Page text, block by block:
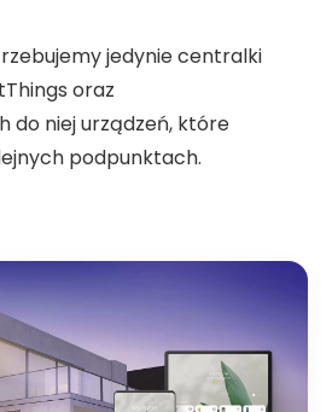
jedynie centralki
oraz
do niej urządzeń, które
podpunktach.